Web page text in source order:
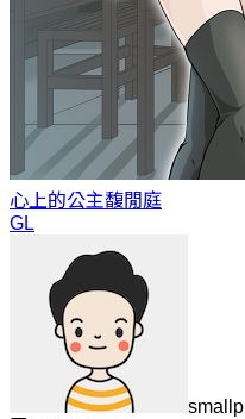
心上的公主馥閒庭
GL
smallp